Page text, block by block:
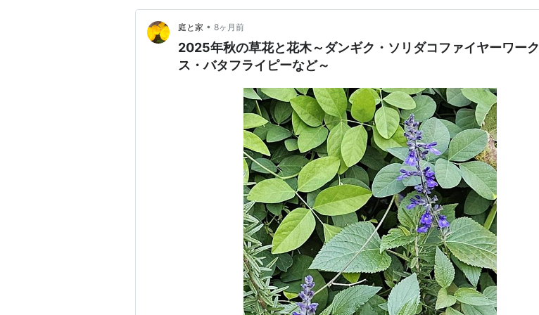
庭と家 • 8ヶ月前
2025年秋の草花と花木～ダンギク・ソリダコファイヤーワーク
ス・バタフライピーなど～